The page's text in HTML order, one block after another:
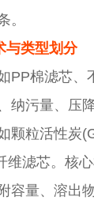
。
与类型划分
PP棉滤芯、
纳污量、压
颗粒活性炭
维滤芯。核
容量、溶出